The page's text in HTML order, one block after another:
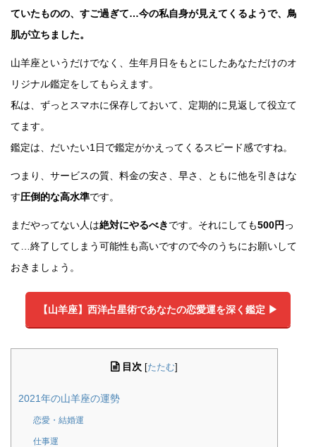
ていたものの、すご過ぎて…今の私自身が見えてくるようで、鳥
肌が立ちました。
山羊座というだけでなく、生年月日をもとにしたあなただけのオ
リジナル鑑定をしてもらえます。
私は、ずっとスマホに保存しておいて、定期的に見返して役立て
てます。
鑑定は、だいたい1日で鑑定がかえってくるスピード感ですね。
つまり、サービスの質、料金の安さ、早さ、ともに他を引きはな
す圧倒的な高水準です。
まだやってない人は絶対にやるべきです。それにしても500円っ
て…終了してしまう可能性も高いですので今のうちにお願いして
おきましょう。
【山羊座】西洋占星術であなたの恋愛運を深く鑑定 ▶︎
目次 [たたむ]
2021年の山羊座の運勢
恋愛・結婚運
仕事運